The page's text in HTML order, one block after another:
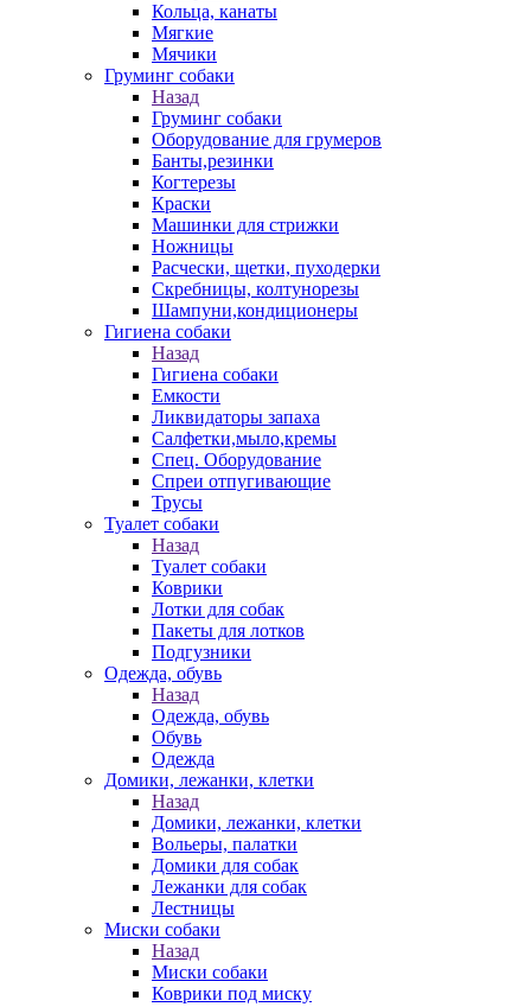
Кольца, канаты
Мягкие
Мячики
Груминг собаки
Назад
Груминг собаки
Оборудование для грумеров
Банты,резинки
Когтерезы
Краски
Машинки для стрижки
Ножницы
Расчески, щетки, пуходерки
Скребницы, колтунорезы
Шампуни,кондиционеры
Гигиена собаки
Назад
Гигиена собаки
Емкости
Ликвидаторы запаха
Салфетки,мыло,кремы
Спец. Оборудование
Спреи отпугивающие
Трусы
Туалет собаки
Назад
Туалет собаки
Коврики
Лотки для собак
Пакеты для лотков
Подгузники
Одежда, обувь
Назад
Одежда, обувь
Обувь
Одежда
Домики, лежанки, клетки
Назад
Домики, лежанки, клетки
Вольеры, палатки
Домики для собак
Лежанки для собак
Лестницы
Миски собаки
Назад
Миски собаки
Коврики под миску